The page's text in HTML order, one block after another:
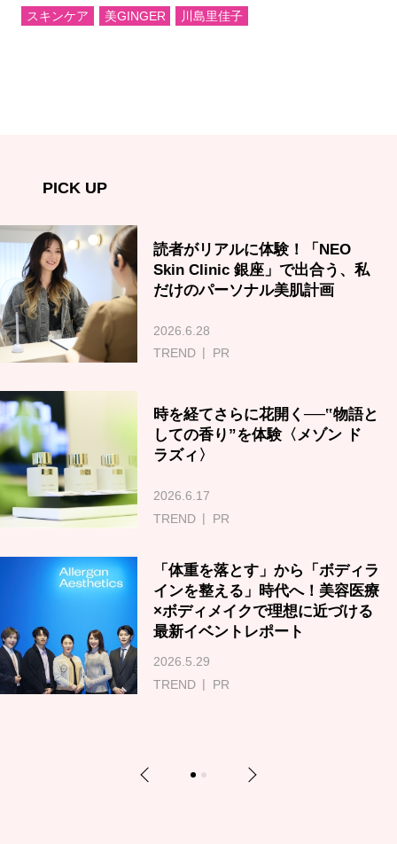
スキンケア 美GINGER 川島里佳子
PICK UP
読者がリアルに体験！「NEO
Skin Clinic 銀座」で出合う、私
だけのパーソナル美肌計画
2026.6.28
TREND
PR
時を経てさらに花開く──‟物語と
しての香り”を体験〈メゾン ド
ラズィ〉
2026.6.17
TREND
PR
「体重を落とす」から「ボディラ
インを整える」時代へ！美容医療
×ボディメイクで理想に近づける
最新イベントレポート
2026.5.29
TREND
PR
Previous 1 2 Next